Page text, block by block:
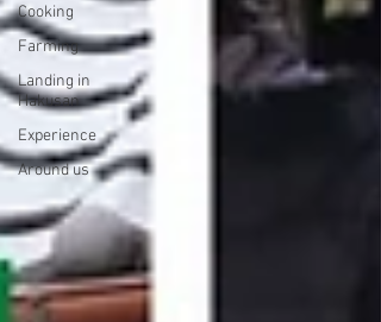
Cooking
Farming
Landing in
Hakusan
Experience
Around us